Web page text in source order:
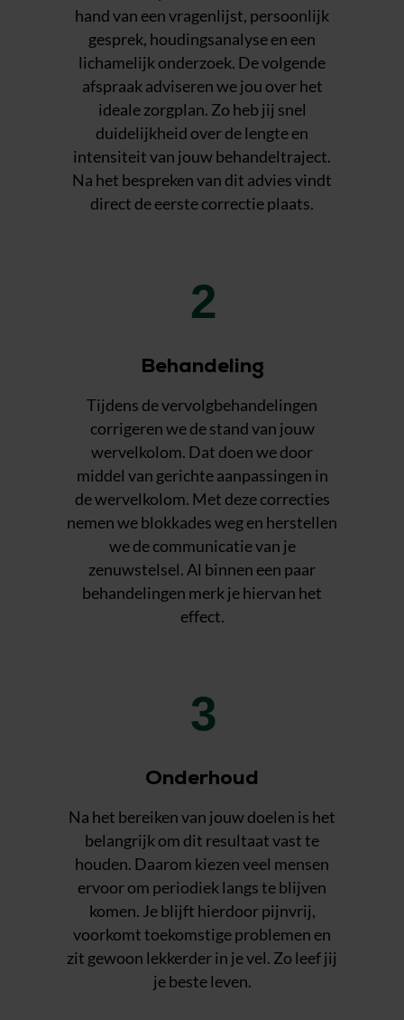
hand van een vragenlijst, persoonlijk
gesprek, houdingsanalyse en een
lichamelijk onderzoek. De volgende
afspraak adviseren we jou over het
ideale zorgplan. Zo heb jij snel
duidelijkheid over de lengte en
intensiteit van jouw behandeltraject.
Na het bespreken van dit advies vindt
direct de eerste correctie plaats.
2
Behandeling
Tijdens de vervolgbehandelingen
corrigeren we de stand van jouw
wervelkolom. Dat doen we door
middel van gerichte aanpassingen in
de wervelkolom. Met deze correcties
nemen we blokkades weg en herstellen
we de communicatie van je
zenuwstelsel. Al binnen een paar
behandelingen merk je hiervan het
effect.
3
Onderhoud
Na het bereiken van jouw doelen is het
belangrijk om dit resultaat vast te
houden. Daarom kiezen veel mensen
ervoor om periodiek langs te blijven
komen. Je blijft hierdoor pijnvrij,
voorkomt toekomstige problemen en
zit gewoon lekkerder in je vel. Zo leef jij
je beste leven.